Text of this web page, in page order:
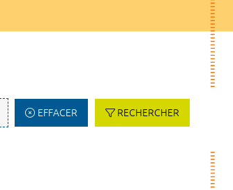
EFFACER RECHERCHER